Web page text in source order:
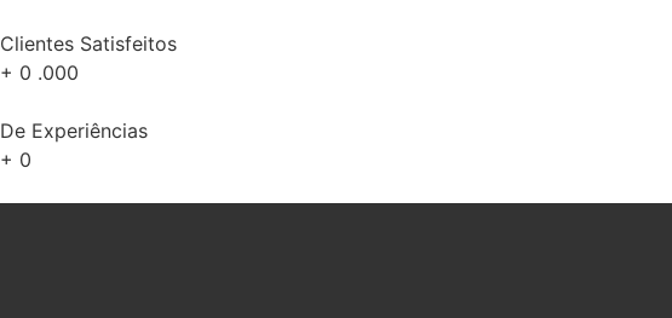
Clientes Satisfeitos
+ 0 .000
De Experiências
+ 0